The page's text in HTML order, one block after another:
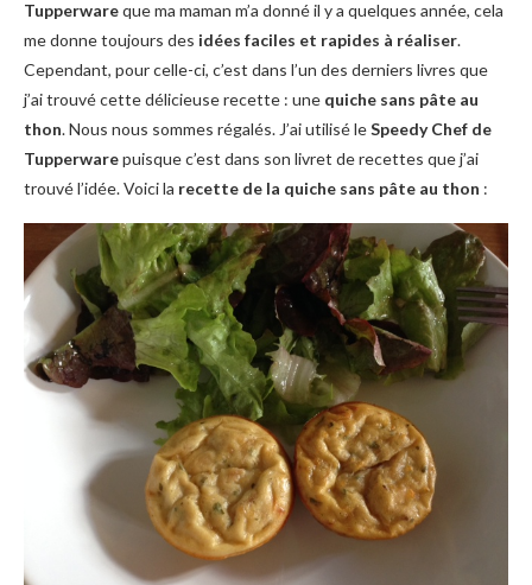
Tupperwareque ma maman m’a donné il y a quelques année, cela
me donne toujours des idées faciles et rapides à réaliser.
Cependant, pour celle-ci, c’est dans l’un des derniers livres que
j’ai trouvé cette délicieuse recette : une quiche sans pâte au
thon. Nous nous sommes régalés. J’ai utilisé leSpeedy Chef de
Tupperwarepuisque c’est dans son livret de recettes que j’ai
trouvé l’idée. Voici la recette de la quiche sans pâte au thon :